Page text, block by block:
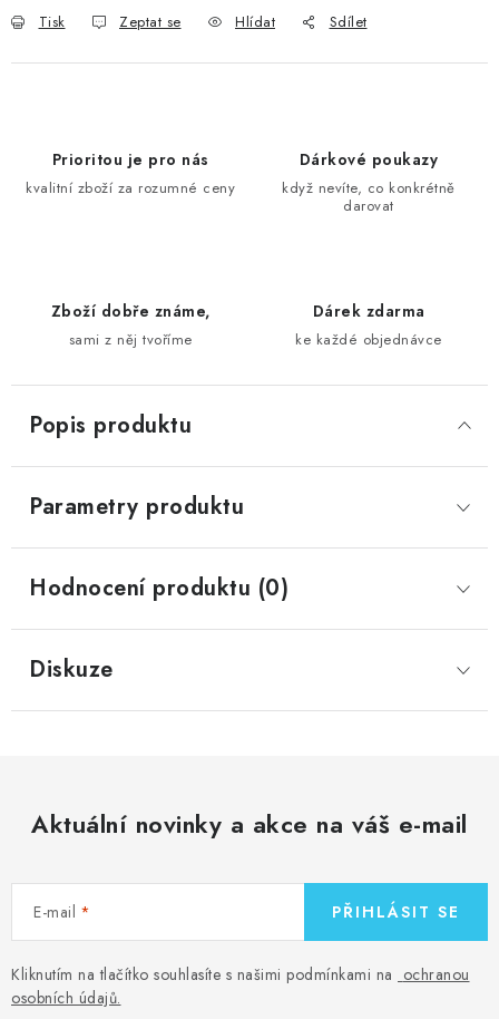
Tisk Zeptat se Hlídat Sdílet
Prioritou je pro nás
kvalitní zboží za rozumné ceny
Dárkové poukazy
když nevíte, co konkrétně
darovat
Zboží dobře známe,
sami z něj tvoříme
Dárek zdarma
ke každé objednávce
Popis produktu
Parametry produktu
Hodnocení produktu (0)
Diskuze
Aktuální novinky a akce na váš e-mail
E-mail
Kliknutím na tlačítko souhlasíte s našimi podmínkami na ochranou
osobních údajů.
PŘIHLÁSIT SE